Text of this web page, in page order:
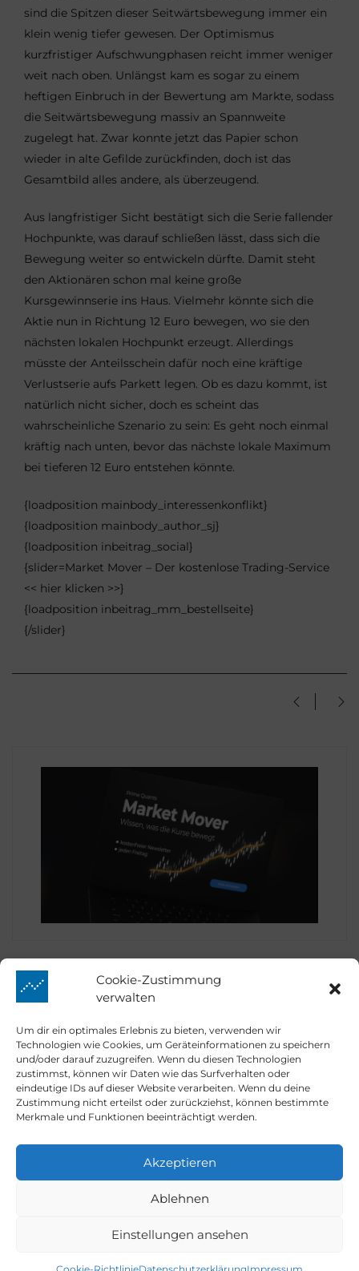
Cookie-Zustimmung
verwalten
Um dir ein optimales Erlebnis zu bieten, verwenden wir
Technologien wie Cookies, um Geräteinformationen zu speichern
und/oder darauf zuzugreifen. Wenn du diesen Technologien
zustimmst, können wir Daten wie das Surfverhalten oder
eindeutige IDs auf dieser Website verarbeiten. Wenn du deine
Zustimmung nicht erteilst oder zurückziehst, können bestimmte
Merkmale und Funktionen beeinträchtigt werden.
Akzeptieren
Ablehnen
Einstellungen ansehen
sind die Spitzen dieser Seitwärtsbewegung immer ein
klein wenig tiefer gewesen. Der Optimismus
kurzfristiger Aufschwungphasen reicht immer weniger
weit nach oben. Unlängst kam es sogar zu einem
heftigen Einbruch in der Bewertung am Markte, sodass
die Seitwärtsbewegung massiv an Spannweite
zugelegt hat. Zwar konnte jetzt das Papier schon
wieder in alte Gefilde zurückfinden, doch ist das
Gesamtbild alles andere, als überzeugend.
Aus langfristiger Sicht bestätigt sich die Serie fallender
Hochpunkte, was darauf schließen lässt, dass sich die
Bewegung weiter so entwickeln dürfte. Damit steht
den Aktionären schon mal keine große
Kursgewinnserie ins Haus. Vielmehr könnte sich die
Aktie nun in Richtung 12 Euro bewegen, wo sie den
nächsten lokalen Hochpunkt erzeugt. Allerdings
müsste der Anteilsschein dafür noch eine kräftige
Verlustserie aufs Parkett legen. Ob es dazu kommt, ist
natürlich nicht sicher, doch es scheint das
wahrscheinliche Szenario zu sein: Es geht noch einmal
kräftig nach unten, bevor das nächste lokale Maximum
bei tieferen 12 Euro entstehen könnte.
{loadposition mainbody_interessenkonflikt}
{loadposition mainbody_author_sj}
{loadposition inbeitrag_social}
{slider=Market Mover – Der kostenlose Trading-Service
<< hier klicken >>}
{loadposition inbeitrag_mm_bestellseite}
{/slider}
Prime Quants
Market Mover